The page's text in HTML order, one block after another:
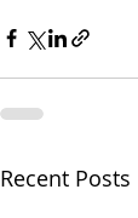
Recent Posts